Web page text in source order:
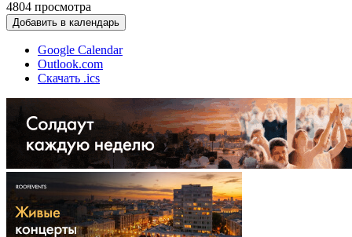
4804 просмотра
Добавить в календарь
Google Calendar
Outlook.com
Скачать .ics